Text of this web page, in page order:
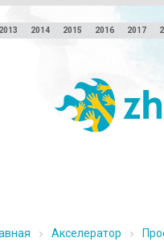
2013 2014 2015 2016 2017
Акселератор